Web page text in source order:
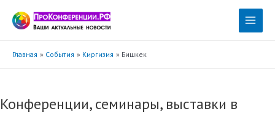
содержимому
Main
Главная События Киргизия Бишкек
Конференции, семинары, выставки в